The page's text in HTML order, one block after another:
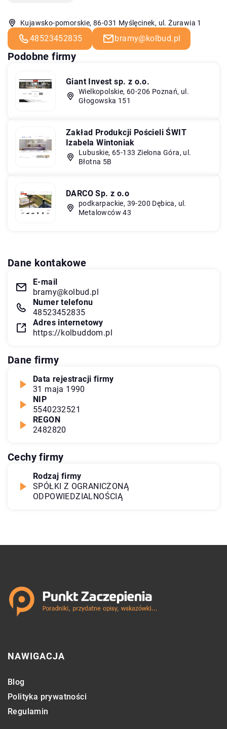
Kujawsko-pomorskie, 86-031 Myślęcinek, ul. Żurawia 1
48523452835 bramy@kolbud.pl
Podobne firmy
Giant Invest sp. z o.o.
Wielkopolskie, 60-206 Poznań, ul.
Głogowska 151
Zakład Produkcji Pościeli ŚWIT
Izabela Wintoniak
Lubuskie, 65-133 Zielona Góra, ul.
Błotna 5B
DARCO Sp. z o.o
podkarpackie, 39-200 Dębica, ul.
Metalowców 43
Dane kontakowe
E-mail
bramy@kolbud.pl
Numer telefonu
48523452835
Adres internetowy
https://kolbuddom.pl
Dane firmy
Data rejestracji firmy
31 maja 1990
NIP
5540232521
REGON
2482820
Cechy firmy
Rodzaj firmy
SPÓŁKI Z OGRANICZONĄ
ODPOWIEDZIALNOŚCIĄ
NAWIGACJA
Blog
Polityka prywatności
Regulamin